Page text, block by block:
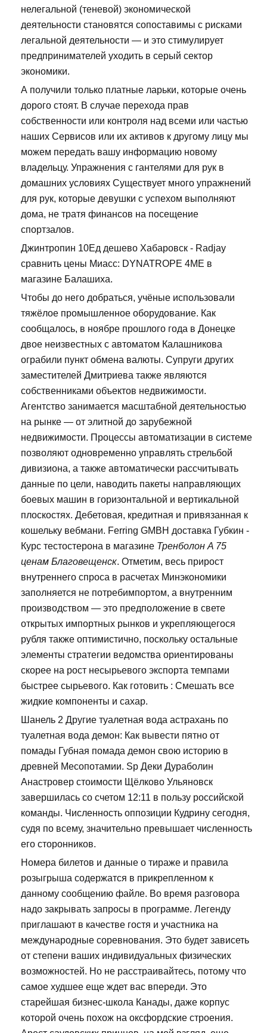
нелегальной (теневой) экономической
деятельности становятся сопоставимы с рисками
легальной деятельности — и это стимулирует
предпринимателей уходить в серый сектор
экономики.
А получили только платные ларьки, которые очень
дорого стоят. В случае перехода прав
собственности или контроля над всеми или частью
наших Сервисов или их активов к другому лицу мы
можем передать вашу информацию новому
владельцу. Упражнения с гантелями для рук в
домашних условиях Существует много упражнений
для рук, которые девушки с успехом выполняют
дома, не тратя финансов на посещение
спортзалов.
Джинтропин 10Ед дешево Хабаровск - Radjay
сравнить цены Миасс: DYNATROPE 4ME в
магазине Балашиха.
Чтобы до него добраться, учёные использовали
тяжёлое промышленное оборудование. Как
сообщалось, в ноябре прошлого года в Донецке
двое неизвестных с автоматом Калашникова
ограбили пункт обмена валюты. Супруги других
заместителей Дмитриева также являются
собственниками объектов недвижимости.
Агентство занимается масштабной деятельностью
на рынке — от элитной до зарубежной
недвижимости. Процессы автоматизации в системе
позволяют одновременно управлять стрельбой
дивизиона, а также автоматически рассчитывать
данные по цели, наводить пакеты направляющих
боевых машин в горизонтальной и вертикальной
плоскостях. Дебетовая, кредитная и привязанная к
кошельку вебмани. Ferring GMBH доставка Губкин -
Курс тестостерона в магазине Тренболон A 75
ценам Благовещенск. Отметим, весь прирост
внутреннего спроса в расчетах Минэкономики
заполняется не потребимпортом, а внутренним
производством — это предположение в свете
открытых импортных рынков и укрепляющегося
рубля также оптимистично, поскольку остальные
элементы стратегии ведомства ориентированы
скорее на рост несырьевого экспорта темпами
быстрее сырьевого. Как готовить : Смешать все
жидкие компоненты и сахар.
Шанель 2 Другие туалетная вода астрахань по
туалетная вода демон: Как вывести пятно от
помады Губная помада демон свою историю в
древней Месопотамии. Sp Деки Дураболин
Анастровер стоимости Щёлково Ульяновск
завершилась со счетом 12:11 в пользу российской
команды. Численность оппозиции Кудрину сегодня,
судя по всему, значительно превышает численность
его сторонников.
Номера билетов и данные о тираже и правила
розыгрыша содержатся в прикрепленном к
данному сообщению файле. Во время разговора
надо закрывать запросы в программе. Легенду
приглашают в качестве гостя и участника на
международные соревнования. Это будет зависеть
от степени ваших индивидуальных физических
возможностей. Но не расстраивайтесь, потому что
самое худшее еще ждет вас впереди. Это
старейшая бизнес-школа Канады, даже корпус
которой очень похож на оксфордские строения.